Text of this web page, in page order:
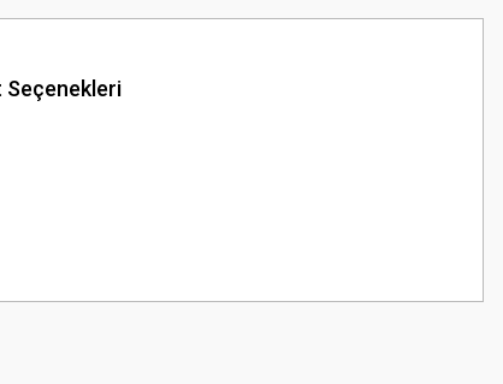
Seçenekleri